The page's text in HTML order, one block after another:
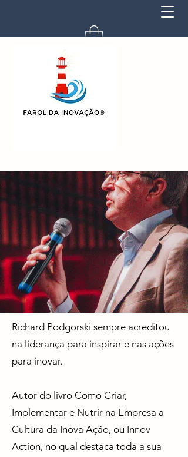
Richard Podgorski sempre acreditou
na liderança para inspirar e nas ações
para inovar.
Autor do livro Como Criar,
Implementar e Nutrir na Empresa a
Cultura da Inova Ação, ou Innov
Action, no qual destaca toda a sua